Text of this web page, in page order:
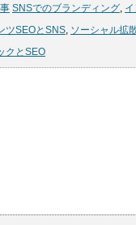
SNSでのブランディング,
ツSEOとSNS, ソーシャル拡
クとSEO